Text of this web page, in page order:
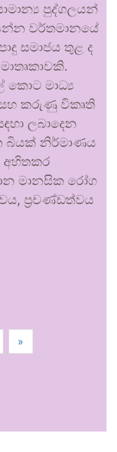
පුද්ගලයන්
වර්තමානයේ
සමාජය තුළ ද
කොට මාධ්‍ය
සහ කරුණු විකෘති
ලබාදෙන
බියක් නිර්මාණය
අහිතකර
මානසික රෝග
ප්‍රචණ්ඩත්වය
»